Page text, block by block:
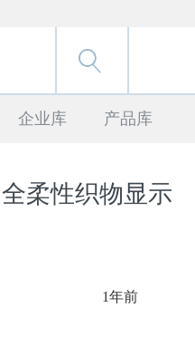
企业库 产品库
柔性织物显示
1年前